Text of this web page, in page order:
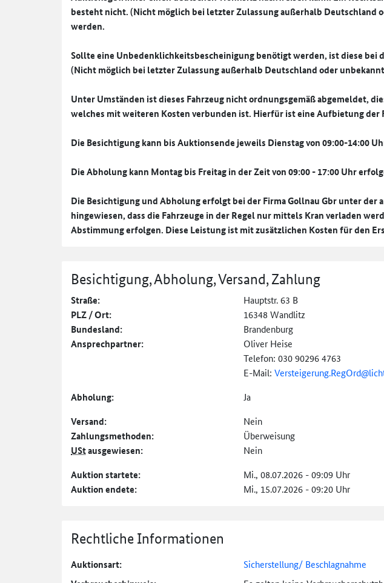
besteht nicht. (Nicht möglich bei letzter Zulassung außerhalb Deutschland
werden.
Sollte eine Unbedenklichkeitsbescheinigung benötigt werden, ist diese
(Nicht möglich bei letzter Zulassung außerhalb Deutschland oder
Unter Umständen ist dieses Fahrzeug nicht ordnungsgemäß abgemeldet,
welches mit weiteren Kosten verbunden ist. Hierfür ist eine Aufbietung der
Die Besichtigung kann bis Auktionsende jeweils Dienstag von 09:00-14:00
Die Abholung kann Montag bis Freitag in der Zeit von 09:00 - 17:00 Uhr
Die Besichtigung und Abholung erfolgt bei der Firma Gollnau Gbr unter
hingewiesen, dass die Fahrzeuge in der Regel nur mittels Kran verladen
Abstimmung erfolgen. Diese Leistung ist mit zusätzlichen Kosten für den
Besichtigung, Abholung, Versand, Zahlung
Straße: Hauptstr. 63 B
PLZ / Ort: 16348 Wandlitz
Bundesland: Brandenburg
Ansprechpartner:
Oliver Heise
Telefon: 030 90296 4763
E-Mail: Versteigerung.RegOrd@
Abholung: Ja
Versand: Nein
Zahlungs­methoden: Überweisung
UStausgewiesen: Nein
Auktion startete: Mi., 08.07.2026 - 09:09 Uhr
Auktion endete: Mi., 15.07.2026 - 09:20 Uhr
Rechtliche Informationen
Auktionsart: Sicherstellung/ Beschlagnahme